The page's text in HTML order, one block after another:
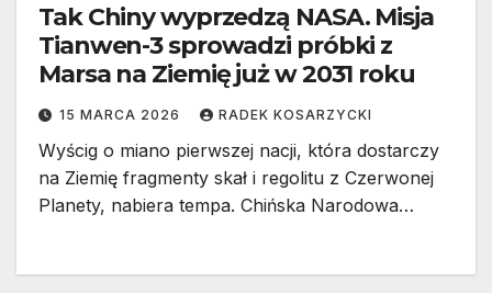
Tak Chiny wyprzedzą NASA. Misja
Tianwen-3 sprowadzi próbki z
Marsa na Ziemię już w 2031 roku
15 MARCA 2026 RADEK KOSARZYCKI
Wyścig o miano pierwszej nacji, która dostarczy
na Ziemię fragmenty skał i regolitu z Czerwonej
Planety, nabiera tempa. Chińska Narodowa…